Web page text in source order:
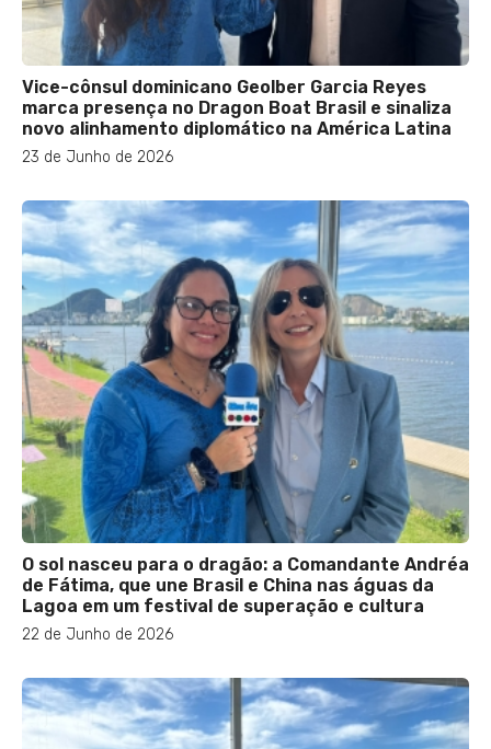
Vice-cônsul dominicano Geolber Garcia Reyes
marca presença no Dragon Boat Brasil e sinaliza
novo alinhamento diplomático na América Latina
23 de Junho de 2026
O sol nasceu para o dragão: a Comandante Andréa
de Fátima, que une Brasil e China nas águas da
Lagoa em um festival de superação e cultura
22 de Junho de 2026